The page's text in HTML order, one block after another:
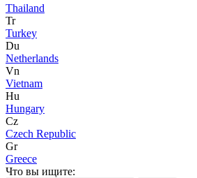
Thailand
Tr
Turkey
Du
Netherlands
Vn
Vietnam
Hu
Hungary
Cz
Czech Republic
Gr
Greece
Что вы ищите: